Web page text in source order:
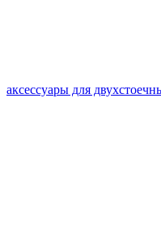
аксессуары для